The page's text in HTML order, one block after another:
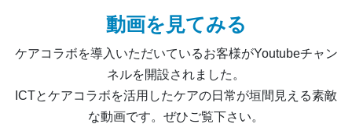
動画を見てみる
ケアコラボを導入いただいているお客様がYoutubeチャン
ネルを開設されました。
ICTとケアコラボを活用したケアの日常が垣間見える素敵
な動画です。ぜひご覧下さい。